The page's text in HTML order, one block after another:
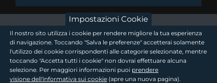
footer - sezione logo 1
footer - sezione logo2
Impostazioni Cookie
Il nostro sito utilizza i cookie per rendere migliore la tua esperienza
di navigazione. Toccando "Salva le preferenze" accetterai solamente
l'utilizzo dei cookie corrispondenti alle categorie selezionate, mentre
toccando "Accetta tutti i cookie" non dovrai effettuare alcuna
selezione. Per maggiori informazioni puoi prendere
visione dell'informativa sui cookie (apre una nuova pagina).